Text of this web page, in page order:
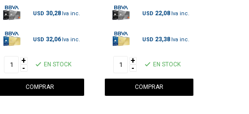
USD 30,28
USD 32,06
+
- EN STOCK
USD 22,08
USD 23,38
+
- EN STOCK